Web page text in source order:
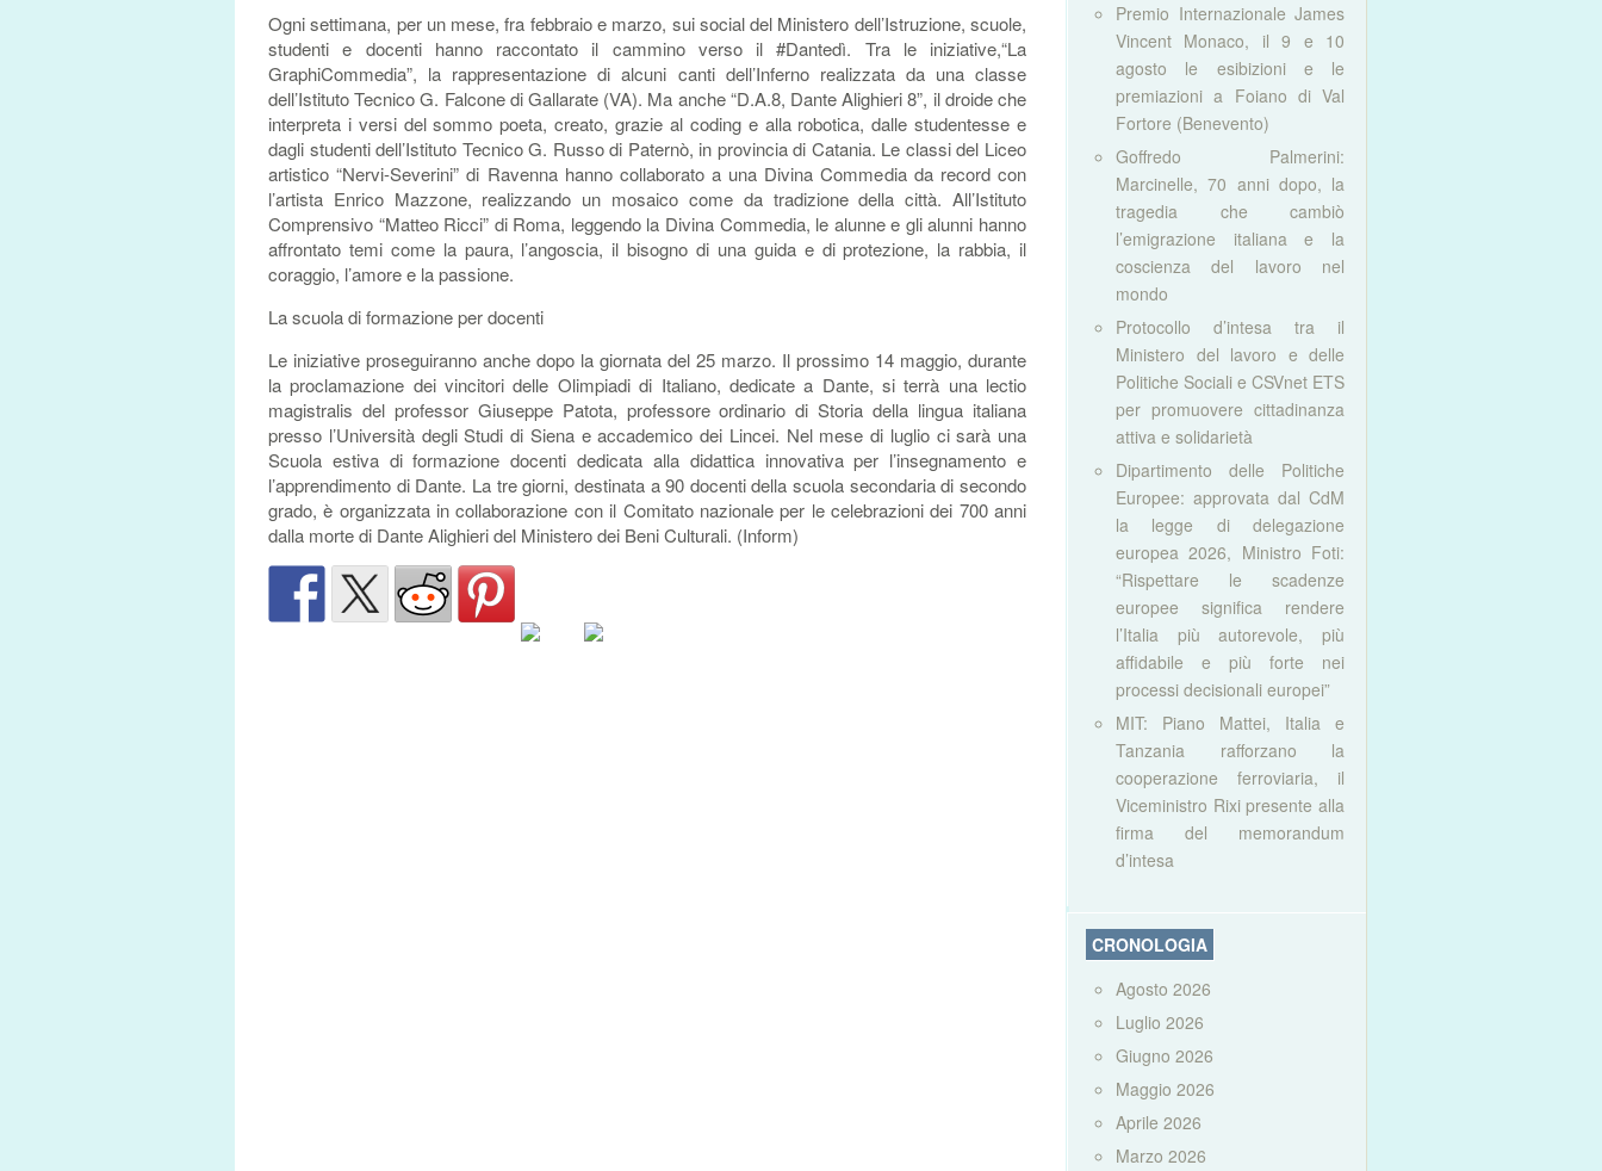
Ogni settimana, per un mese, fra febbraio e marzo, sui social del Ministero dell’Istruzione, scuole,
studenti e docenti hanno raccontato il cammino verso il #Dantedì. Tra le iniziative,“La
GraphiCommedia”, la rappresentazione di alcuni canti dell’Inferno realizzata da una classe
dell’Istituto Tecnico G. Falcone di Gallarate (VA). Ma anche “D.A.8, Dante Alighieri 8”, il droide che
interpreta i versi del sommo poeta, creato, grazie al coding e alla robotica, dalle studentesse e
dagli studenti dell’Istituto Tecnico G. Russo di Paternò, in provincia di Catania. Le classi del Liceo
artistico “Nervi-Severini” di Ravenna hanno collaborato a una Divina Commedia da record con
l’artista Enrico Mazzone, realizzando un mosaico come da tradizione della città. All’Istituto
Comprensivo “Matteo Ricci” di Roma, leggendo la Divina Commedia, le alunne e gli alunni hanno
affrontato temi come la paura, l’angoscia, il bisogno di una guida e di protezione, la rabbia, il
coraggio, l’amore e la passione.
La scuola di formazione per docenti
Le iniziative proseguiranno anche dopo la giornata del 25 marzo. Il prossimo 14 maggio, durante
la proclamazione dei vincitori delle Olimpiadi di Italiano, dedicate a Dante, si terrà una lectio
magistralis del professor Giuseppe Patota, professore ordinario di Storia della lingua italiana
presso l’Università degli Studi di Siena e accademico dei Lincei. Nel mese di luglio ci sarà una
Scuola estiva di formazione docenti dedicata alla didattica innovativa per l’insegnamento e
l’apprendimento di Dante. La tre giorni, destinata a 90 docenti della scuola secondaria di secondo
grado, è organizzata in collaborazione con il Comitato nazionale per le celebrazioni dei 700 anni
dalla morte di Dante Alighieri del Ministero dei Beni Culturali. (Inform)
Premio Internazionale James
Vincent Monaco, il 9 e 10
agosto le esibizioni e le
premiazioni a Foiano di Val
Fortore (Benevento)
Goffredo Palmerini:
Marcinelle, 70 anni dopo, la
tragedia che cambiò
l’emigrazione italiana e la
coscienza del lavoro nel
mondo
Protocollo d’intesa tra il
Ministero del lavoro e delle
Politiche Sociali e CSVnet ETS
per promuovere cittadinanza
attiva e solidarietà
Dipartimento delle Politiche
Europee: approvata dal CdM
la legge di delegazione
europea 2026, Ministro Foti:
“Rispettare le scadenze
europee significa rendere
l’Italia più autorevole, più
affidabile e più forte nei
processi decisionali europei”
MIT: Piano Mattei, Italia e
Tanzania rafforzano la
cooperazione ferroviaria, il
Viceministro Rixi presente alla
firma del memorandum
d’intesa
CRONOLOGIA
Agosto 2026
Luglio 2026
Giugno 2026
Maggio 2026
Aprile 2026
Marzo 2026